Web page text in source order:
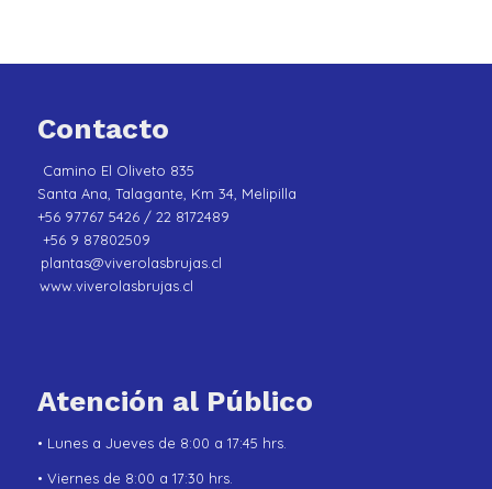
Contacto
Camino El Oliveto 835
Santa Ana, Talagante, Km 34, Melipilla
+56 97767 5426 / 22 8172489
+56 9 87802509
plantas@viverolasbrujas.cl
www.viverolasbrujas.cl
Atención al Público
• Lunes a Jueves de 8:00 a 17:45 hrs.
• Viernes de 8:00 a 17:30 hrs.